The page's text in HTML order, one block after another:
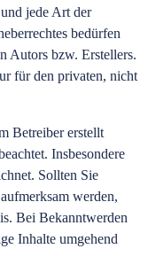
jede Art der
bedürfen
Autors bzw. Erstellers.
für den privaten, nicht
Betreiber erstellt
Insbesondere
Sollten Sie
werden,
Bei Bekanntwerden
Inhalte umgehend